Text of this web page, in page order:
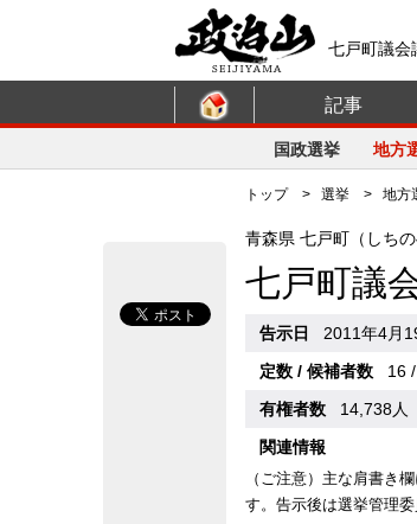
七戸町議会
記事
国政選挙 地方
トップ> 選挙 > 地方
青森県 七戸町（しちの
七戸町議
告示日 2011年4月
定数 / 候補者数
16
有権者数
14,738人
関連情報
（ご注意）主な肩書き
す。告示後は選挙管理